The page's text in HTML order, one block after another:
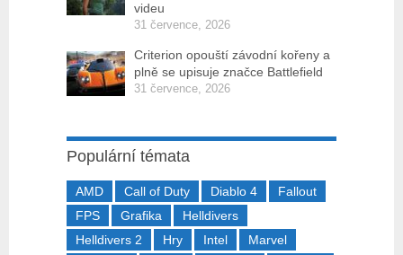
videu
31 července, 2026
Criterion opouští závodní kořeny a
plně se upisuje značce Battlefield
31 července, 2026
Populární témata
AMD Call of Duty Diablo 4
Fallout
FPS
Grafika
Helldivers
Helldivers 2
Hry Intel
Marvel